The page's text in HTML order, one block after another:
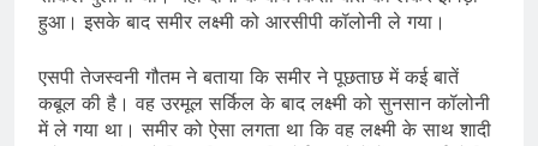
हुआ। इसके बाद समीर लक्ष्मी को आरसीपी कॉलोनी ले गया।
एसपी तेजस्वनी गौतम ने बताया कि समीर ने पूछताछ में कई बातें
कबूल की है। वह उरमूल सर्किल के बाद लक्ष्मी को सुनसान कॉलोनी
में ले गया था। समीर को ऐसा लगता था कि वह लक्ष्मी के साथ शादी